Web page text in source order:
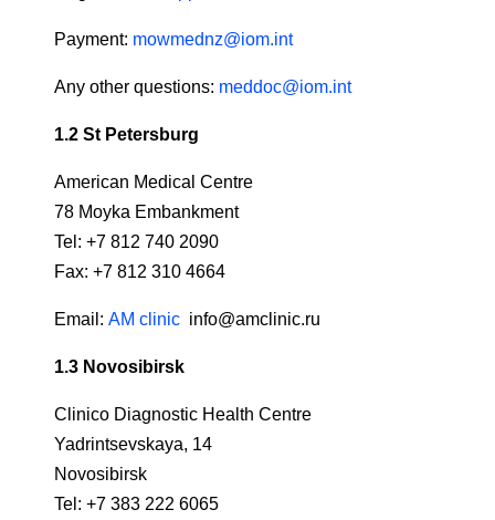
Payment: mowmednz@iom.int
Any other questions: meddoc@iom.int
1.2 St Petersburg
American Medical Centre
78 Moyka Embankment
Tel: +7 812 740 2090
Fax: +7 812 310 4664
Email: AM clinic info@amclinic.ru
1.3 Novosibirsk
Clinico Diagnostic Health Centre
Yadrintsevskaya, 14
Novosibirsk
Tel: +7 383 222 6065